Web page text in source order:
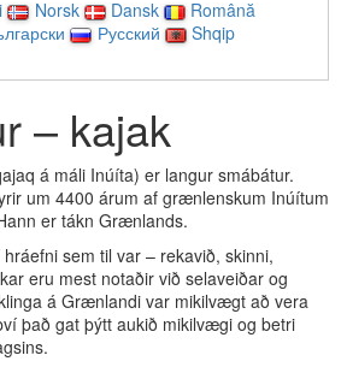
Norsk Dansk
Română
Русский
Shqip
– kajak
á máli Inúíta) er langur smábátur.
um 4400 árum af grænlenskum Inúítum
er tákn Grænlands.
sem til var – rekavið, skinni,
eru mest notaðir við selaveiðar og
á Grænlandi var mikilvægt að vera
það gat þýtt aukið mikilvægi og betri